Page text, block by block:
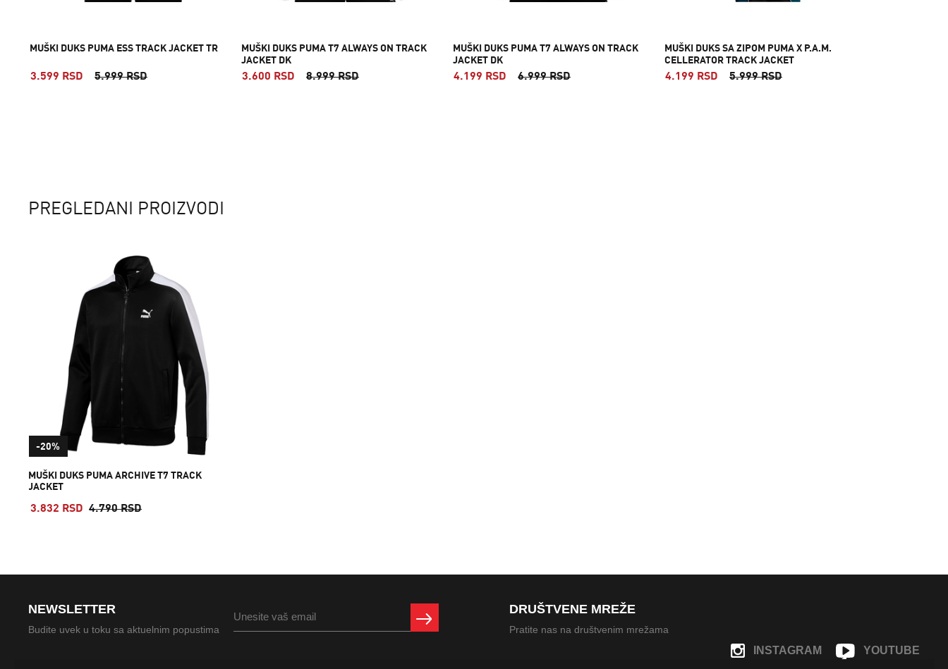
MUŠKI DUKS PUMA ESS TRACK JACKET TR
3.599 RSD 5.999 RSD
MUŠKI DUKS PUMA T7 ALWAYS ON TRACK
JACKET DK
3.600 RSD 8.999 RSD
MUŠKI DUKS PUMA T7 ALWAYS ON TRACK
JACKET DK
4.199 RSD 6.999 RSD
MUŠKI DUKS SA ZIPOM PUMA X P.A.M.
CELLERATOR TRACK JACKET
4.199 RSD 5.999 RSD
PREGLEDANI PROIZVODI
MUŠKI DUKS PUMA ARCHIVE T7 TRACK
JACKET
3.832 RSD 4.790 RSD
-20%
NEWSLETTER
Budite uvek u toku sa aktuelnim popustima
DRUŠTVENE MREŽE
Pratite nas na društvenim mrežama
YOUTUBE
INSTAGRAM